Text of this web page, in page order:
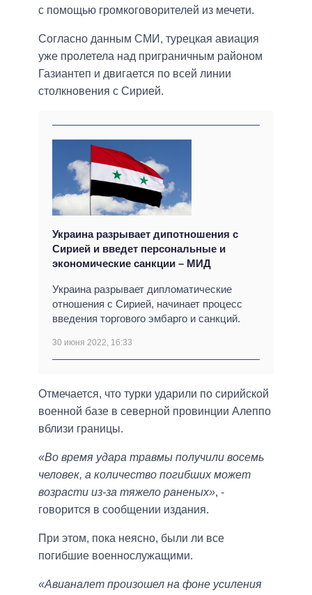
с помощью громкоговорителей из мечети.
Согласно данным СМИ, турецкая авиация
уже пролетела над приграничным районом
Газиантеп и двигается по всей линии
столкновения с Сирией.
Украина разрывает дипотношения с
Сирией и введет персональные и
экономические санкции – МИД
Украина разрывает дипломатические
отношения с Сирией, начинает процесс
введения торгового эмбарго и санкций.
30 июня 2022, 16:33
Отмечается, что турки ударили по сирийской
военной базе в северной провинции Алеппо
вблизи границы.
«Во время удара травмы получили восемь
человек, а количество погибших может
возрасти из-за тяжело раненых», -
говорится в сообщении издания.
При этом, пока неясно, были ли все
погибшие военнослужащими.
«Авианалет произошел на фоне усиления